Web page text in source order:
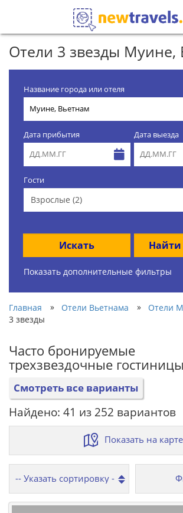
Отели 3 звезды Муине,
Название города или отеля
Дата прибытия Дата выезда
Гости
Взрослые (2)
Искать Найти
Показать дополнительные фильтры
Главная » Отели Вьетнама » Отели
3 звезды
Часто бронируемые
трехзвездочные гостиницы
Смотреть все варианты
Найдено: 41 из 252 вариантов
Показать на карте